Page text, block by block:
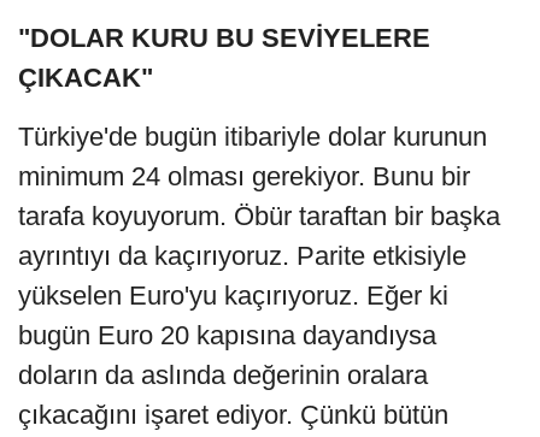
"DOLAR KURU BU SEVİYELERE
ÇIKACAK"
Türkiye'de bugün itibariyle dolar kurunun
minimum 24 olması gerekiyor. Bunu bir
tarafa koyuyorum. Öbür taraftan bir başka
ayrıntıyı da kaçırıyoruz. Parite etkisiyle
yükselen Euro'yu kaçırıyoruz. Eğer ki
bugün Euro 20 kapısına dayandıysa
doların da aslında değerinin oralara
çıkacağını işaret ediyor. Çünkü bütün